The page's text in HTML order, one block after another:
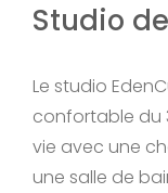
Studio
Le studio
confortable du
vie avec une
une salle de